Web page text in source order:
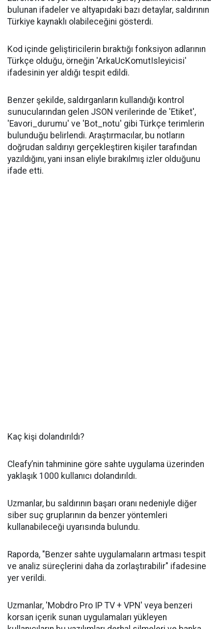
bulunan ifadeler ve altyapıdaki bazı detaylar, saldırının
Türkiye kaynaklı olabileceğini gösterdi.
Kod içinde geliştiricilerin bıraktığı fonksiyon adlarının
Türkçe olduğu, örneğin 'ArkaUcKomutIsleyicisi'
ifadesinin yer aldığı tespit edildi.
Benzer şekilde, saldırganların kullandığı kontrol
sunucularından gelen JSON verilerinde de 'Etiket',
'Eavori_durumu' ve 'Bot_notu' gibi Türkçe terimlerin
bulunduğu belirlendi. Araştırmacılar, bu notların
doğrudan saldırıyı gerçekleştiren kişiler tarafından
yazıldığını, yani insan eliyle bırakılmış izler olduğunu
ifade etti.
Kaç kişi dolandırıldı?
Cleafy’nin tahminine göre sahte uygulama üzerinden
yaklaşık 1000 kullanıcı dolandırıldı.
Uzmanlar, bu saldırının başarı oranı nedeniyle diğer
siber suç gruplarının da benzer yöntemleri
kullanabileceği uyarısında bulundu.
Raporda, "Benzer sahte uygulamaların artması tespit
ve analiz süreçlerini daha da zorlaştırabilir" ifadesine
yer verildi.
Uzmanlar, 'Mobdro Pro IP TV + VPN' veya benzeri
korsan içerik sunan uygulamaları yükleyen